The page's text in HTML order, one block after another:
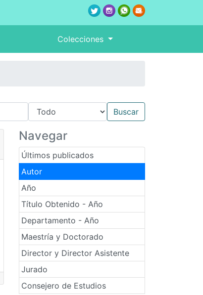
Colecciones
Navegar
Últimos publicados
Autor
Año
Título Obtenido - Año
Departamento - Año
Maestría y Doctorado
Director y Director Asistente
Jurado
Consejero de Estudios